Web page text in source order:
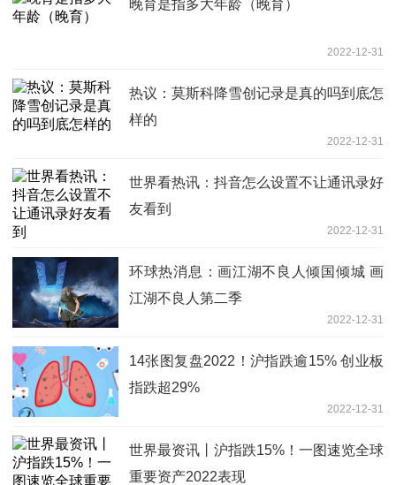
晚育是指多大年龄（晚育）
2022-12-31
热议：莫斯科降雪创记录是真的吗到底怎
样的
2022-12-31
世界看热讯：抖音怎么设置不让通讯录好
友看到
2022-12-31
环球热消息：画江湖不良人倾国倾城 画
江湖不良人第二季
2022-12-31
14张图复盘2022！沪指跌逾15% 创业板
指跌超29%
2022-12-31
世界最资讯丨沪指跌15%！一图速览全球
重要资产2022表现